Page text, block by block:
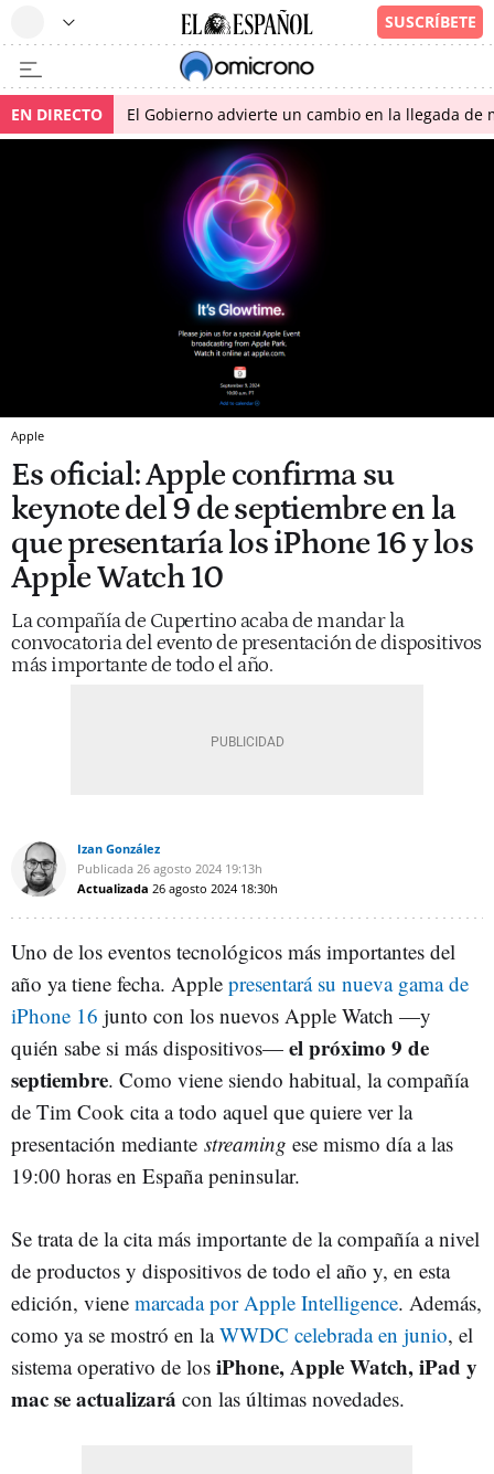
EN DIRECTO El Gobierno advierte un cambio en la llegada
Apple
Es oficial: Apple confirma su
keynote del 9 de septiembre en la
que presentaría los iPhone 16 y los
Apple Watch 10
La compañía de Cupertino acaba de mandar la
convocatoria del evento de presentación de dispositivos
más importante de todo el año.
Izan González
Publicada 26 agosto 2024 19:13h
Actualizada 26 agosto 2024 18:30h
Uno de los eventos tecnológicos más importantes del
año ya tiene fecha. Apple presentará su nueva gama de
iPhone 16 junto con los nuevos Apple Watch —y
quién sabe si más dispositivos— el próximo 9 de
septiembre. Como viene siendo habitual, la compañía
de Tim Cook cita a todo aquel que quiere ver la
presentación mediante streaming ese mismo día a las
19:00 horas en España peninsular.
Se trata de la cita más importante de la compañía a nivel
de productos y dispositivos de todo el año y, en esta
edición, viene marcada por Apple Intelligence. Además,
como ya se mostró en laWWDC celebrada en junio, el
sistema operativo de los iPhone, Apple Watch, iPad y
mac se actualizará con las últimas novedades.